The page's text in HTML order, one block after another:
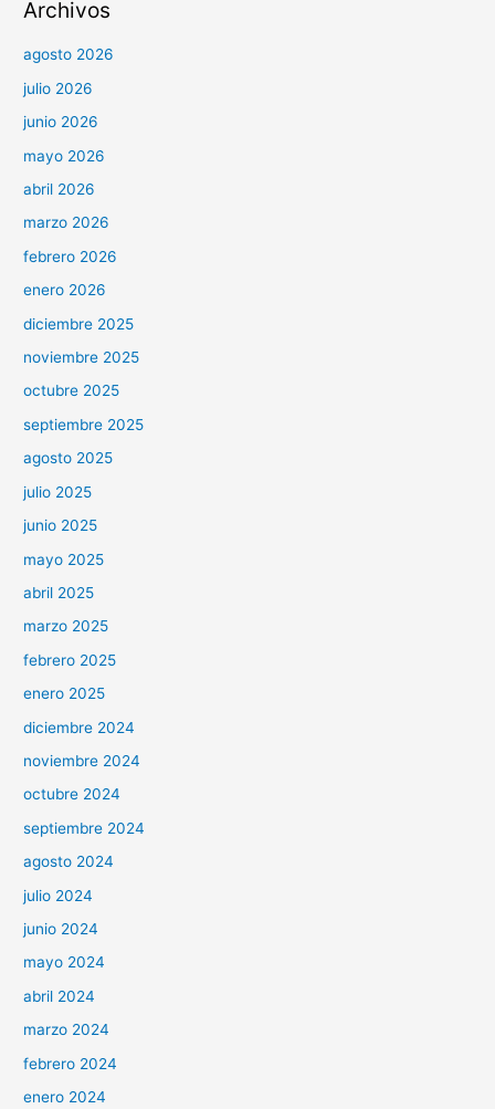
Archivos
agosto 2026
julio 2026
junio 2026
mayo 2026
abril 2026
marzo 2026
febrero 2026
enero 2026
diciembre 2025
noviembre 2025
octubre 2025
septiembre 2025
agosto 2025
julio 2025
junio 2025
mayo 2025
abril 2025
marzo 2025
febrero 2025
enero 2025
diciembre 2024
noviembre 2024
octubre 2024
septiembre 2024
agosto 2024
julio 2024
junio 2024
mayo 2024
abril 2024
marzo 2024
febrero 2024
enero 2024